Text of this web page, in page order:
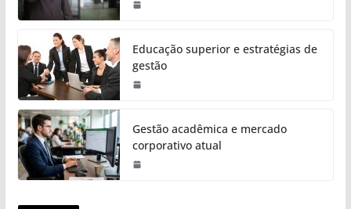
Educação superior e estratégias de
gestão
Gestão acadêmica e mercado
corporativo atual